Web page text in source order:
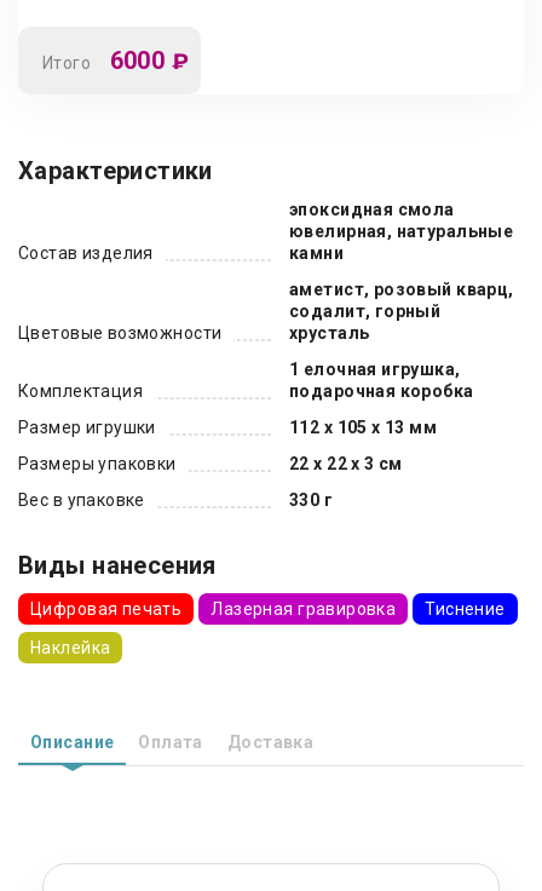
Итого 6000 ₽
Характеристики
Состав изделия
эпоксидная смола
ювелирная, натуральные
камни
Цветовые возможности
аметист, розовый кварц,
содалит, горный
хрусталь
Комплектация
1 елочная игрушка,
подарочная коробка
Размер игрушки
112 х 105 х 13 мм
Размеры упаковки
22 х 22 х 3 см
Вес в упаковке
330 г
Виды нанесения
Цифровая печать Лазерная гравировка
Тиснение
Наклейка
Описание Оплата Доставка